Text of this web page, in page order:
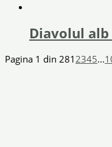
Diavolul alb
Pagina 1 din 281 2345...